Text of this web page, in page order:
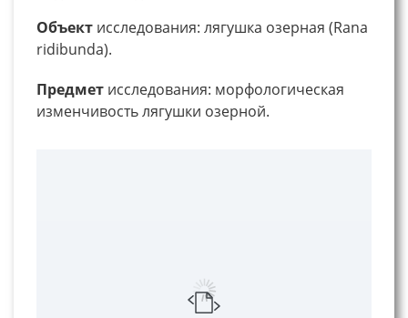
Объект исследования: лягушка озерная (Rana
ridibunda).
Предмет исследования: морфологическая
изменчивость лягушки озерной.